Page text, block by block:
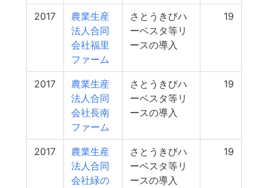
2017
農業生産
法人合同
会社福里
ファーム
さとうきびハ
ーベスタ等リ
ースの導入
19
2017
農業生産
法人合同
会社長南
ファーム
さとうきびハ
ーベスタ等リ
ースの導入
19
2017
農業生産
法人合同
会社緑の
さとうきびハ
ーベスタ等リ
ースの導入
19